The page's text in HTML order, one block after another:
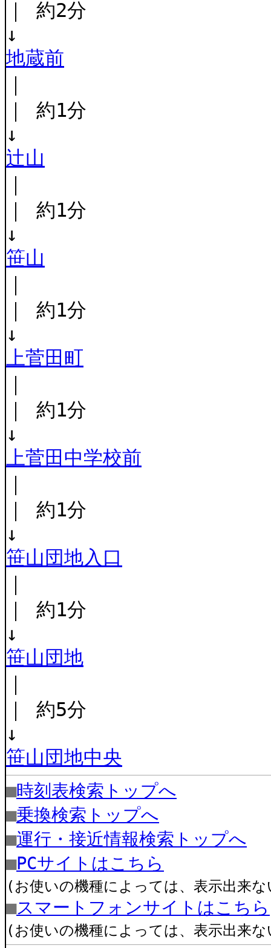
｜ 約2分
↓
地蔵前
｜ 約1分
↓
辻山
｜ 約1分
↓
笹山
｜ 約1分
↓
上菅田町
｜ 約1分
↓
上菅田中学校前
｜ 約1分
↓
笹山団地入口
｜ 約1分
↓
笹山団地
｜ 約5分
↓
笹山団地中央
■時刻表検索トップへ
■乗換検索トップへ
■運行・接近情報検索トップへ
■PCサイトはこちら
(お使いの機種によっては、表示出来
■スマートフォンサイトはこちら
(お使いの機種によっては、表示出来